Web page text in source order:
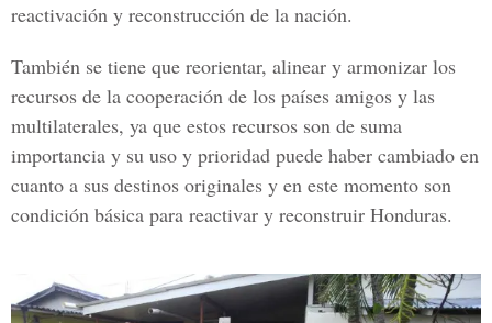
reactivación y reconstrucción de la nación.
También se tiene que reorientar, alinear y armonizar los
recursos de la cooperación de los países amigos y las
multilaterales, ya que estos recursos son de suma
importancia y su uso y prioridad puede haber cambiado en
cuanto a sus destinos originales y en este momento son
condición básica para reactivar y reconstruir Honduras.